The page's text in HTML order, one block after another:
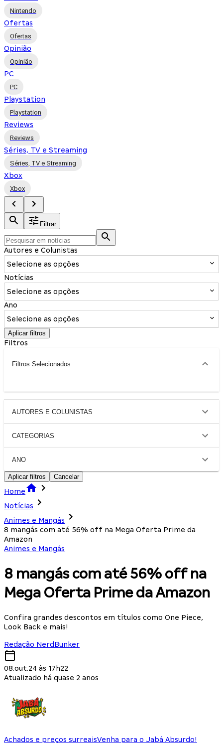
Nintendo
Ofertas
Ofertas
Opinião
Opinião
PC
PC
Playstation
Playstation
Reviews
Reviews
Séries, TV e Streaming
Séries, TV e Streaming
Xbox
Xbox
Filtrar
Autores e Colunistas
Selecione as opções
Notícias
Selecione as opções
Ano
Selecione as opções
Aplicar filtros
Filtros
Filtros Selecionados
AUTORES E COLUNISTAS
CATEGORIAS
ANO
Aplicar filtros Cancelar
Home
Notícias
Animes e Mangás
8 mangás com até 56% off na Mega Oferta Prime da
Amazon
Animes e Mangás
8 mangás com até 56% off na
Mega Oferta Prime da Amazon
Confira grandes descontos em títulos como One Piece,
Look Back e mais!
Redação NerdBunker
08.out.24 às 17h22
Atualizado há quase 2 anos
Achados e preços surreaisVenha para o Jabá Absurdo!